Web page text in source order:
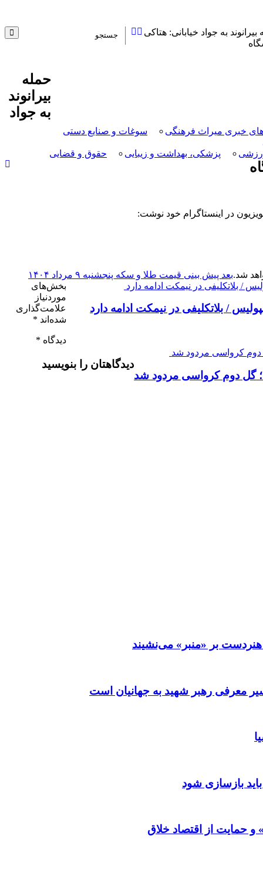
خبری میراث فرهنگی
سوغات و صنایع دستی
پزشکی، بهداشت و زیبایی
حقوق و قضایی
بیرانوند به جواد خیابانی: هتاکی
حمله
بیرانوند
به جواد
در اینستاگرام خود نوشت:
بعد پیش بینی قیمت طلا و سکه پنجشنبه ۹ مرداد ۱۴۰۴
/ بلاتکلیفی در نیمکت ادامه دارد
گل دوم کرواسی مردود شد
دیدگاهتان را بنویسید
شد.
بخش‌های
موردنیاز
علامت‌گذاری
شده‌اند *
دیدگاه *
بر «منبر» می‌نشیند
معرفی رهبر شهید به جهانیان است
بازسازی شود
حمایت از اقتصاد خلاق